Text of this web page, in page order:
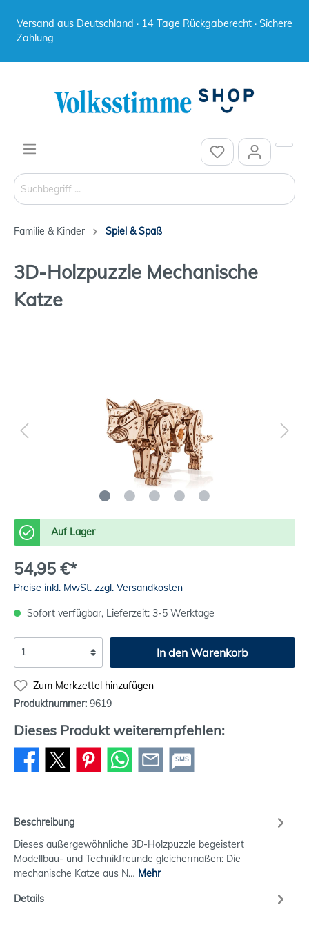
Versand aus Deutschland · 14 Tage Rückgaberecht · Sichere
Zahlung
Familie & Kinder Spiel & Spaß
3D-Holzpuzzle Mechanische
Katze
Auf Lager
54,95 €*
Preise inkl. MwSt. zzgl. Versandkosten
Sofort verfügbar, Lieferzeit: 3-5 Werktage
In den Warenkorb
Zum Merkzettel hinzufügen
Produktnummer: 9619
Dieses Produkt weiterempfehlen:
SMS
Beschreibung
Dieses außergewöhnliche 3D-Holzpuzzle begeistert
Modellbau- und Technikfreunde gleichermaßen: Die
mechanische Katze aus N… Mehr
Details